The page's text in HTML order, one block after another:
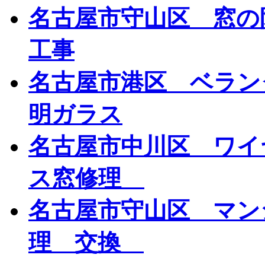
名古屋市守山区 窓
工事
名古屋市港区 ベラ
明ガラス
名古屋市中川区 ワ
ス窓修理
名古屋市守山区 マン
理 交換